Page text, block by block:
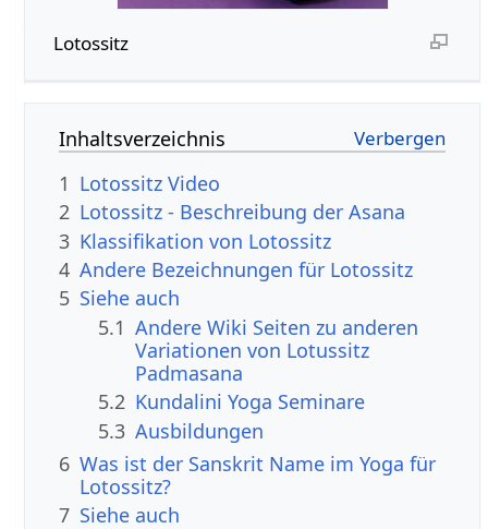
Lotossitz
Inhaltsverzeichnis
1 Lotossitz Video
2 Lotossitz - Beschreibung der Asana
3 Klassifikation von Lotossitz
4 Andere Bezeichnungen für Lotossitz
5 Siehe auch
5.1 Andere Wiki Seiten zu anderen
Variationen von Lotussitz
Padmasana
5.2 Kundalini Yoga Seminare
5.3 Ausbildungen
6 Was ist der Sanskrit Name im Yoga für
Lotossitz?
7 Siehe auch